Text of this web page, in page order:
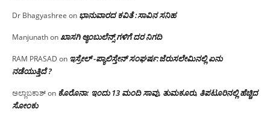
Dr Bhagyashree on ಭಾನುವಾರದ ಕವಿತೆ :ಸಾವಿನ ಸನಿಹ
Manjunathonಖಾಸಗಿ ಆ್ಯಂಬುಲೆನ್ಸ್ ಗಳಿಗೆ ದರ ನಿಗದಿ
RAM PRASAD on ಇಸ್ರೇಲ್ -ಪ್ಯಾಲಿಸ್ತೇನ್ ಸಂಘರ್ಷ:ಜೆರುಸಲೇಮಿನಲ್ಲಿ ಏನು
ನಡೆಯುತ್ತಿದೆ ?
ಅಲ್ಲಾಬಕಾಶ್on ಕೊರೊನಾ: ಇಂದು 13 ಮಂದಿ ಸಾವು, ತುಮಕೂರು, ತಿಪಟೂರಿನಲ್ಲಿ ಹೆಚ್ಚಿದ
ಸೋಂಕು